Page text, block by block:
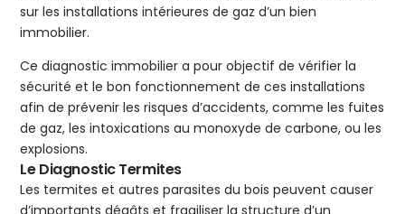
sur les installations intérieures de gaz d’un bien
immobilier.
Ce diagnostic immobilier a pour objectif de vérifier la
sécurité et le bon fonctionnement de ces installations
afin de prévenir les risques d’accidents, comme les fuites
de gaz, les intoxications au monoxyde de carbone, ou les
explosions.
Le Diagnostic Termites
Les termites et autres parasites du bois peuvent causer